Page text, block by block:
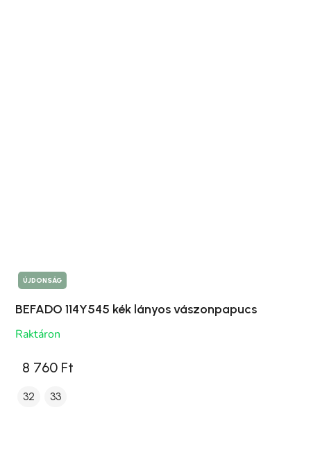
ÚJDONSÁG
BEFADO 114Y545 kék lányos vászonpapucs
Raktáron
8 760 Ft
32 33